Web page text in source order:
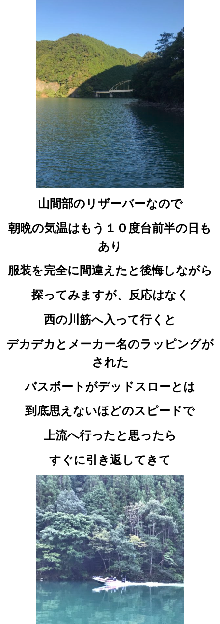
山間部のリザーバーなので
朝晩の気温はもう１０度台前半の日も
あり
服装を完全に間違えたと後悔しながら
探ってみますが、反応はなく
西の川筋へ入って行くと
デカデカとメーカー名のラッピングが
された
バスボートがデッドスローとは
到底思えないほどのスピードで
上流へ行ったと思ったら
すぐに引き返してきて